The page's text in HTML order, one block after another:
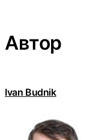
Автор
Ivan Budnik